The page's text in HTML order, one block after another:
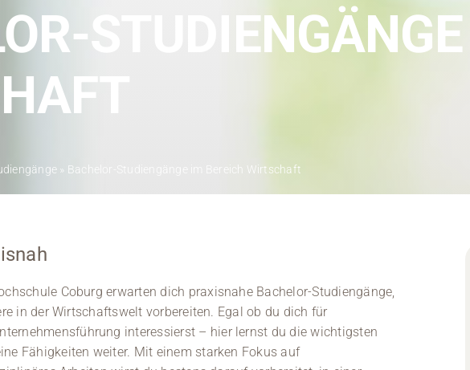
Kontakt
Medien
» Bachelor-Studiengänge im Bereich Wirtschaft
Coburg erwarten dich praxisnahe Bachelor-Studiengänge,
in der Wirtschaftswelt vorbereiten. Egal ob du dich für
interessierst – hier lernst du die wichtigsten
Fähigkeiten weiter. Mit einem starken Fokus auf